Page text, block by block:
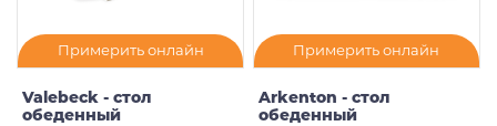
Примерить онлайн
Valebeck - стол
обеденный
Примерить онлайн
Arkenton - стол
обеденный